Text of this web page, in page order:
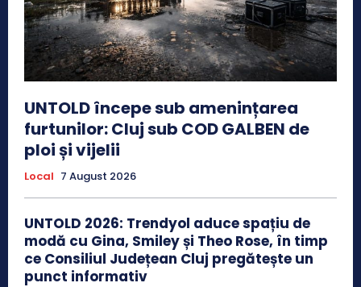
UNTOLD începe sub amenințarea
furtunilor: Cluj sub COD GALBEN de
ploi și vijelii
Local 7 August 2026
UNTOLD 2026: Trendyol aduce spațiu de
modă cu Gina, Smiley și Theo Rose, în timp
ce Consiliul Județean Cluj pregătește un
punct informativ